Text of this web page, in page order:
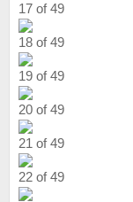
17 of 49
18 of 49
19 of 49
20 of 49
21 of 49
22 of 49